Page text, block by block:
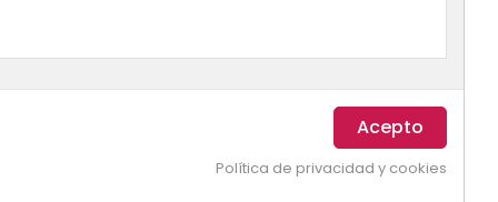
Política de privacidad y cookies